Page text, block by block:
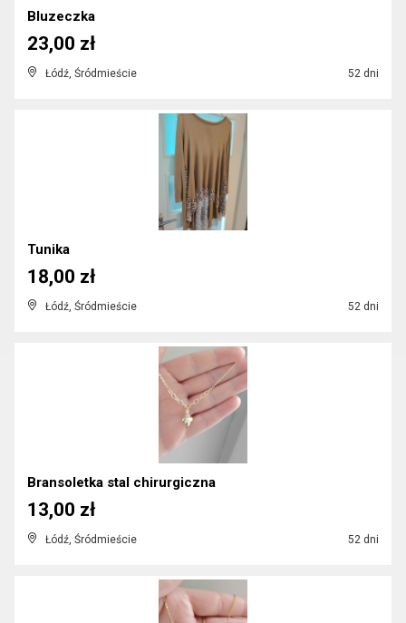
Bluzeczka
Łódź, Śródmieście 52 dni
23,00 zł
Tunika
Łódź, Śródmieście 52 dni
18,00 zł
Bransoletka stal chirurgiczna
Łódź, Śródmieście 52 dni
13,00 zł